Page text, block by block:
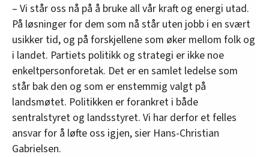
– Vi står oss nå på å bruke all vår kraft og energi utad.
På løsninger for dem som nå står uten jobb i en svært
usikker tid, og på forskjellene som øker mellom folk og
i landet. Partiets politikk og strategi er ikke noe
enkeltpersonforetak. Det er en samlet ledelse som
står bak den og som er enstemmig valgt på
landsmøtet. Politikken er forankret i både
sentralstyret og landsstyret. Vi har derfor et felles
ansvar for å løfte oss igjen, sier Hans-Christian
Gabrielsen.